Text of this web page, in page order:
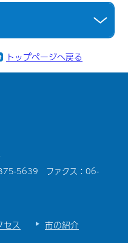
トップページへ戻る
5639 ファクス：06-
セス
市の紹介